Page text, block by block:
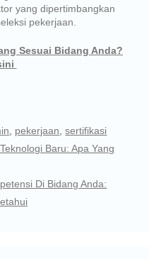
yang dipertimbangkan
pekerjaan.
Sesuai Bidang Anda?
pekerjaan ,sertifikasi
Baru: Apa Yang
Di Bidang Anda: